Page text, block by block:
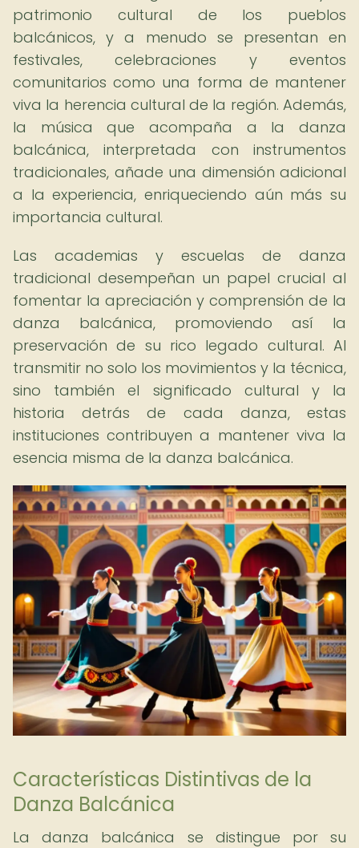
patrimonio cultural de los pueblos
balcánicos, y a menudo se presentan en
festivales, celebraciones y eventos
comunitarios como una forma de mantener
viva la herencia cultural de la región. Además,
la música que acompaña a la danza
balcánica, interpretada con instrumentos
tradicionales, añade una dimensión adicional
a la experiencia, enriqueciendo aún más su
importancia cultural.
Las academias y escuelas de danza
tradicional desempeñan un papel crucial al
fomentar la apreciación y comprensión de la
danza balcánica, promoviendo así la
preservación de su rico legado cultural. Al
transmitir no solo los movimientos y la técnica,
sino también el significado cultural y la
historia detrás de cada danza, estas
instituciones contribuyen a mantener viva la
esencia misma de la danza balcánica.
Características Distintivas de la
Danza Balcánica
La danza balcánica se distingue por su